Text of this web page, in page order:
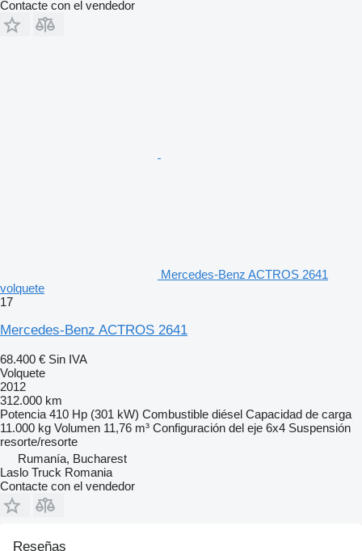
Contacte con el vendedor
Mercedes-Benz ACTROS 2641
volquete
17
Mercedes-Benz ACTROS 2641
68.400 € Sin IVA
Volquete
2012
312.000 km
Potencia 410 Hp (301 kW) Combustible diésel Capacidad de carga
11.000 kg Volumen 11,76 m³ Configuración del eje 6x4 Suspensión
resorte/resorte
Rumanía, Bucharest
Laslo Truck Romania
Contacte con el vendedor
Reseñas